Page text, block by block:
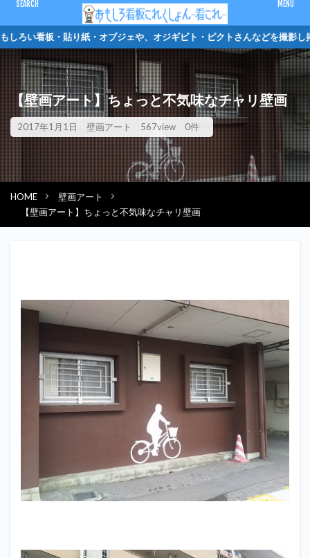
ろい看板・貼り紙・オブジェや、オジギビト・ピ
【壁画アート】ちょっと不気味なチャリ壁画
2017年1月1日 壁画アート 567view 0件
HOME
壁画アート
【壁画アート】ちょっと不気味なチャリ壁画
CLOSE
キーワード
ピクトさん 単管バリケード クソキャラ トイレマーク
オジギビト
カテゴリー
検索